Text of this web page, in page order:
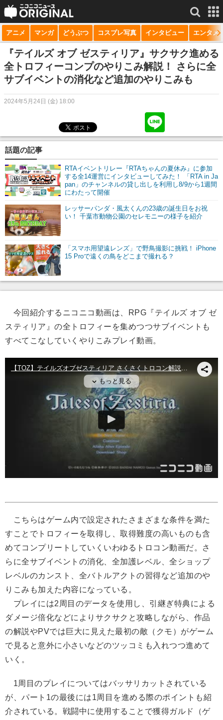
サービス一覧 もっと見る
niconico
動画
生放送
マンガ
ニコニコQ
アニメ マンガ どうぶつ コスプレ写真 インタビュー エンタメ
『テイルズ オブ ゼスティリア』サクサク進める
全トロフィーコンプのやりこみ解説！ さらに全
サブイベントの消化など追加のやりこみも
2024年5月24日 (金) 18:00
話題の記事
RTAイベントリレー『RTAちゃんの夏休み』に参加
する全14運営にインタビューしてみた！ 「RTA in Ja
pan」のチャンネルの貸し出しを利用し8/9から1週間
にわたって開催
レッサーパンダ・風太くんの23歳の誕生日をお祝
い！ 千葉市動物公園のセレモニーの様子を紹介
「スマホ用望遠レンズ」で野鳥撮影に挑戦！ iPhone
15 Proで遠くの鳥をどこまで撮れる？
今回紹介するニコニコ動画は、RPG『テイルズ オブ ゼ
スティリア』の全トロフィーを集めつつサブイベントも
すべてこなしていくやりこみプレイ動画。
こちらはゲーム内で設定されたさまざまな条件を満た
すことでトロフィーを取得し、取得難度の高いものも含
めてコンプリートしていくいわゆるトロコン動画だ。さ
らに全サブイベントの消化、全加護レベル、全ショップ
レベルのカンスト、全バトルアクトの習得など追加のや
りこみも加えた内容になっている。
プレイには2周目のデータを使用し、引継ぎ特典による
ダメージ倍化などによりサクサクと攻略しながら、作品
の解説やPVでは巨大に見えた最初の敵（クモ）がゲーム
で見ると意外に小さいなどのツッコミも入れつつ進めて
いく。
1周目のプレイについてはバッサリカットされている
が、パート1の最後には1周目を進める際のポイントも紹
介されている。戦闘中に使用することで獲得ガルド（ゲ